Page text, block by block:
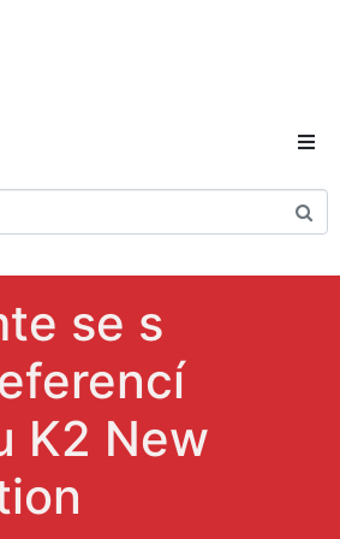
Domů
Řešení a služby
Kariéra
se s
K2 New